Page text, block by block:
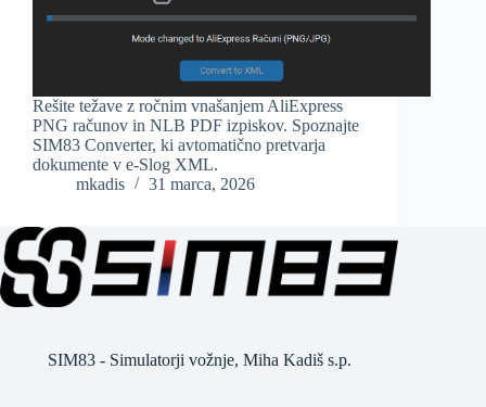
Rešite težave z ročnim vnašanjem AliExpress
PNG računov in NLB PDF izpiskov. Spoznajte
SIM83 Converter, ki avtomatično pretvarja
dokumente v e-Slog XML.
mkadis
31 marca, 2026
SIM83 - Simulatorji vožnje, Miha Kadiš s.p.